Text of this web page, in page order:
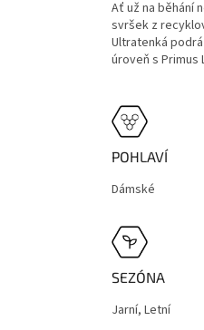
Ať už na běhání
svršek z
Ultratenká
úroveň s Primus
POHLAVÍ
Dámské
SEZÓNA
Jarní, Letní